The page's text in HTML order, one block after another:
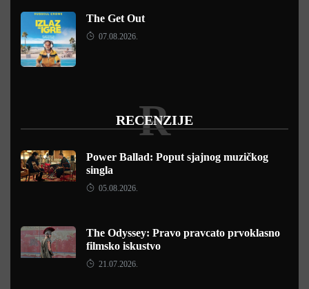
The Get Out
07.08.2026.
RECENZIJE
R
Power Ballad: Poput sjajnog muzičkog
singla
05.08.2026.
The Odyssey: Pravo pravcato prvoklasno
filmsko iskustvo
21.07.2026.